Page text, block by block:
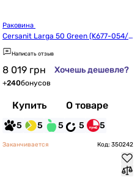
Cersanit Larga 50 Green (K677-054/C
CWT1001476401)
Написать отзыв
8 019 грн Хочешь дешевле?
+240бонусов
Купить О товаре
5 5 5 5 5
Заканчивается Код: 350242